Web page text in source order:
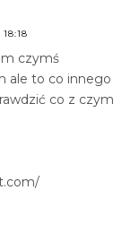
czymś
ale to co innego
co z czym